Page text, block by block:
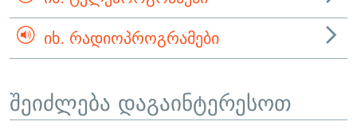
ᲘᲮ. ᲠᲐᲓᲘᲝᲞᲠᲝᲒᲠᲐᲛᲔᲑᲘ
შეიძლება დაგაინტერესოთ